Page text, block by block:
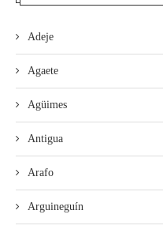
Adeje
Agaete
Agüimes
Antigua
Arafo
Arguineguín